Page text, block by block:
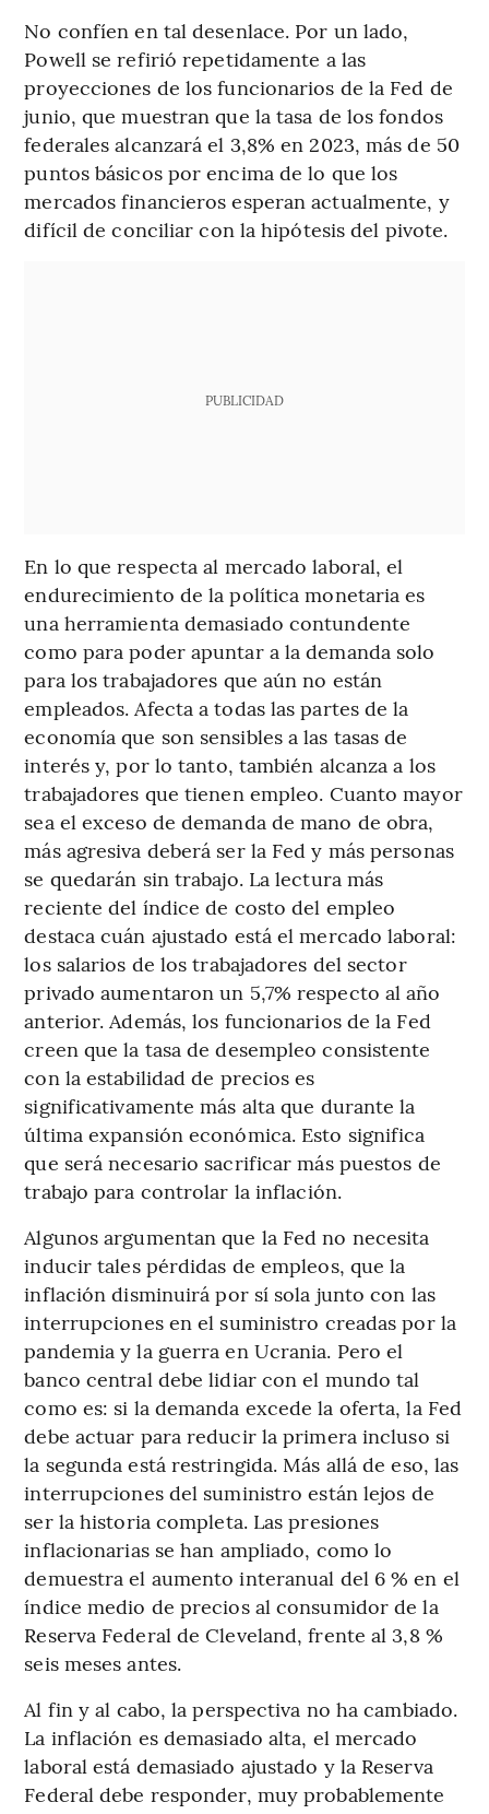
No confíen en tal desenlace. Por un lado,
Powell se refirió repetidamente a las
proyecciones de los funcionarios de la Fed de
junio, que muestran que la tasa de los fondos
federales alcanzará el 3,8% en 2023, más de 50
puntos básicos por encima de lo que los
mercados financieros esperan actualmente, y
difícil de conciliar con la hipótesis del pivote.
PUBLICIDAD
En lo que respecta al mercado laboral, el
endurecimiento de la política monetaria es
una herramienta demasiado contundente
como para poder apuntar a la demanda solo
para los trabajadores que aún no están
empleados. Afecta a todas las partes de la
economía que son sensibles a las tasas de
interés y, por lo tanto, también alcanza a los
trabajadores que tienen empleo. Cuanto mayor
sea el exceso de demanda de mano de obra,
más agresiva deberá ser la Fed y más personas
se quedarán sin trabajo. La lectura más
reciente del índice de costo del empleo
destaca cuán ajustado está el mercado laboral:
los salarios de los trabajadores del sector
privado aumentaron un 5,7% respecto al año
anterior. Además, los funcionarios de la Fed
creen que la tasa de desempleo consistente
con la estabilidad de precios es
significativamente más alta que durante la
última expansión económica. Esto significa
que será necesario sacrificar más puestos de
trabajo para controlar la inflación.
Algunos argumentan que la Fed no necesita
inducir tales pérdidas de empleos, que la
inflación disminuirá por sí sola junto con las
interrupciones en el suministro creadas por la
pandemia y la guerra en Ucrania. Pero el
banco central debe lidiar con el mundo tal
como es: si la demanda excede la oferta, la Fed
debe actuar para reducir la primera incluso si
la segunda está restringida. Más allá de eso, las
interrupciones del suministro están lejos de
ser la historia completa. Las presiones
inflacionarias se han ampliado, como lo
demuestra el aumento interanual del 6 % en el
índice medio de precios al consumidor de la
Reserva Federal de Cleveland, frente al 3,8 %
seis meses antes.
Al fin y al cabo, la perspectiva no ha cambiado.
La inflación es demasiado alta, el mercado
laboral está demasiado ajustado y la Reserva
Federal debe responder, muy probablemente